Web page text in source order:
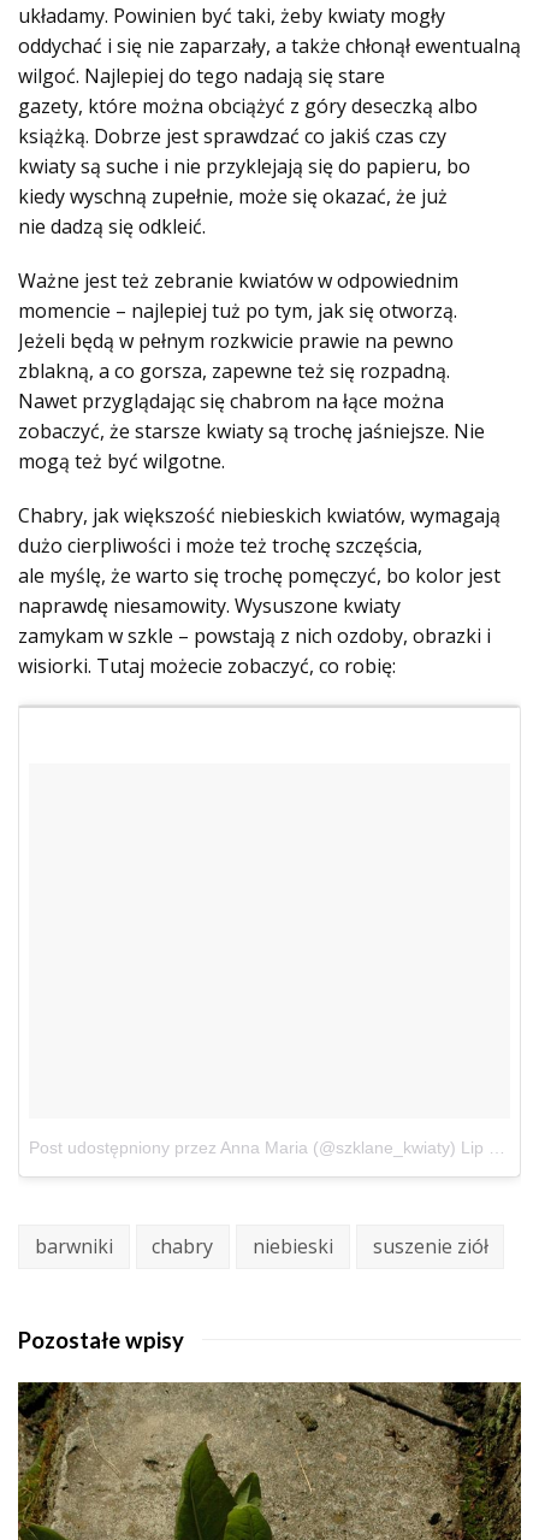
układamy. Powinien być taki, żeby kwiaty mogły
oddychać i się nie zaparzały, a także chłonął ewentualną
wilgoć. Najlepiej do tego nadają się stare
gazety, które można obciążyć z góry deseczką albo
książką. Dobrze jest sprawdzać co jakiś czas czy
kwiaty są suche i nie przyklejają się do papieru, bo
kiedy wyschną zupełnie, może się okazać, że już
nie dadzą się odkleić.
Ważne jest też zebranie kwiatów w odpowiednim
momencie – najlepiej tuż po tym, jak się otworzą.
Jeżeli będą w pełnym rozkwicie prawie na pewno
zblakną, a co gorsza, zapewne też się rozpadną.
Nawet przyglądając się chabrom na łące można
zobaczyć, że starsze kwiaty są trochę jaśniejsze. Nie
mogą też być wilgotne.
Chabry, jak większość niebieskich kwiatów, wymagają
dużo cierpliwości i może też trochę szczęścia,
ale myślę, że warto się trochę pomęczyć, bo kolor jest
naprawdę niesamowity. Wysuszone kwiaty
zamykam w szkle – powstają z nich ozdoby, obrazki i
wisiorki. Tutaj możecie zobaczyć, co robię:
Post udostępniony przez Anna Maria (@szklane_kwiaty) Lip 13, 2018 o 4:00 PDT
barwniki chabry niebieski suszenie ziół
Pozostałe wpisy